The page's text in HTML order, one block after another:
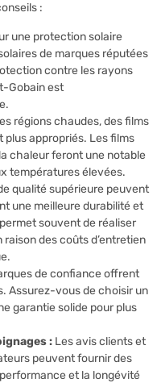
:
une protection solaire
de marques réputées
contre les rayons
Gobain est
régions chaudes, des films
appropriés. Les films
chaleur feront une notable
températures élevées.
qualité supérieure peuvent
une meilleure durabilité et
souvent de réaliser
des coûts d’entretien
de confiance offrent
Assurez-vous de choisir un
garantie solide pour plus
: Les avis clients et
peuvent fournir des
et la longévité